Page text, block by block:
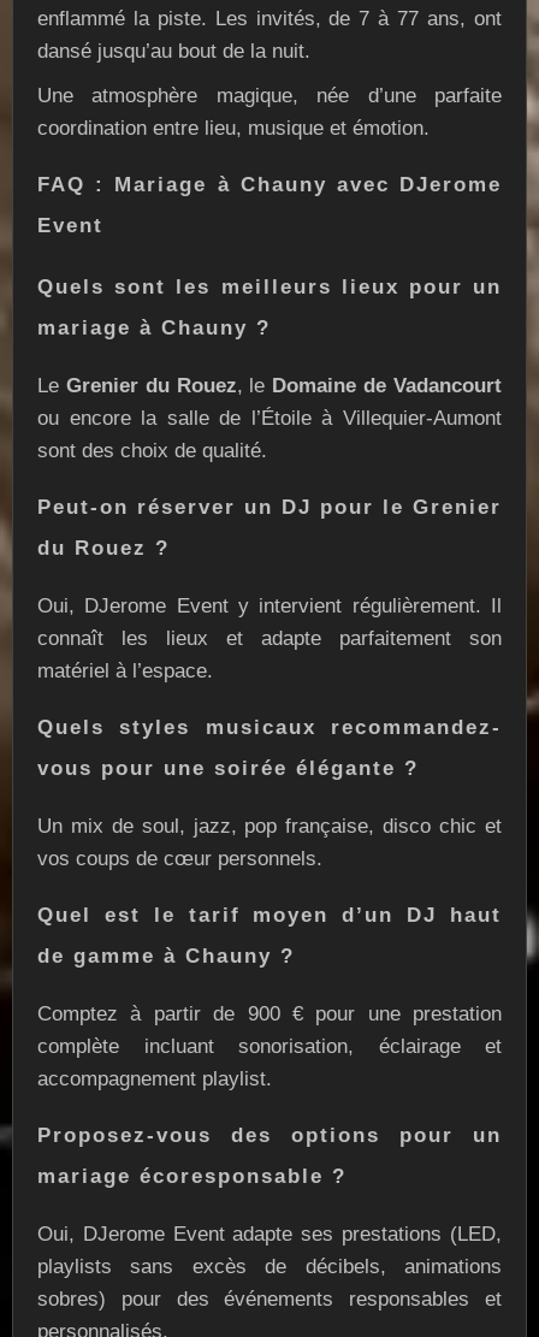
enflammé la piste. Les invités, de 7 à 77 ans, ont
dansé jusqu’au bout de la nuit.
Une atmosphère magique, née d’une parfaite
coordination entre lieu, musique et émotion.
FAQ : Mariage à Chauny avec DJerome
Event
Quels sont les meilleurs lieux pour un
mariage à Chauny ?
Le Grenier du Rouez, le Domaine de Vadancourt
ou encore la salle de l’Étoile à Villequier-Aumont
sont des choix de qualité.
Peut-on réserver un DJ pour le Grenier
du Rouez ?
Oui, DJerome Event y intervient régulièrement. Il
connaît les lieux et adapte parfaitement son
matériel à l’espace.
Quels styles musicaux recommandez-
vous pour une soirée élégante ?
Un mix de soul, jazz, pop française, disco chic et
vos coups de cœur personnels.
Quel est le tarif moyen d’un DJ haut
de gamme à Chauny ?
Comptez à partir de 900 € pour une prestation
complète incluant sonorisation, éclairage et
accompagnement playlist.
Proposez-vous des options pour un
mariage écoresponsable ?
Oui, DJerome Event adapte ses prestations (LED,
playlists sans excès de décibels, animations
sobres) pour des événements responsables et
personnalisés.